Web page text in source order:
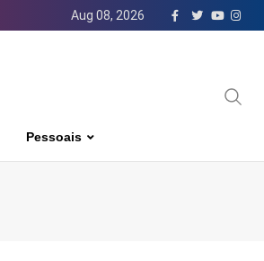
Aug 08, 2026
Pessoais